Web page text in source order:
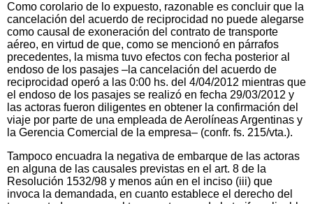
Como corolario de lo expuesto, razonable es concluir que la
cancelación del acuerdo de reciprocidad no puede alegarse
como causal de exoneración del contrato de transporte
aéreo, en virtud de que, como se mencionó en párrafos
precedentes, la misma tuvo efectos con fecha posterior al
endoso de los pasajes –la cancelación del acuerdo de
reciprocidad operó a las 0:00 hs. del 4/04/2012 mientras que
el endoso de los pasajes se realizó en fecha 29/03/2012 y
las actoras fueron diligentes en obtener la confirmación del
viaje por parte de una empleada de Aerolíneas Argentinas y
la Gerencia Comercial de la empresa– (confr. fs. 215/vta.).
Tampoco encuadra la negativa de embarque de las actoras
en alguna de las causales previstas en el art. 8 de la
Resolución 1532/98 y menos aún en el inciso (iii) que
invoca la demandada, en cuanto establece el derecho del